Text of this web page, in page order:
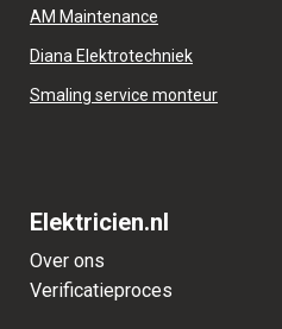
AM Maintenance
Diana Elektrotechniek
Smaling service monteur
Elektricien.nl
Over ons
Verificatieproces